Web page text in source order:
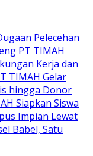
Pelecehan
PT TIMAH
Kerja dan
TIMAH Gelar
hingga Donor
Siapkan Siswa
Impian Lewat
Babel, Satu